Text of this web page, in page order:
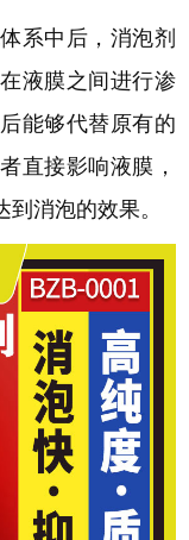
系中后，消泡剂
液膜之间进行渗
能够代替原有的
直接影响液膜，
消泡的效果。